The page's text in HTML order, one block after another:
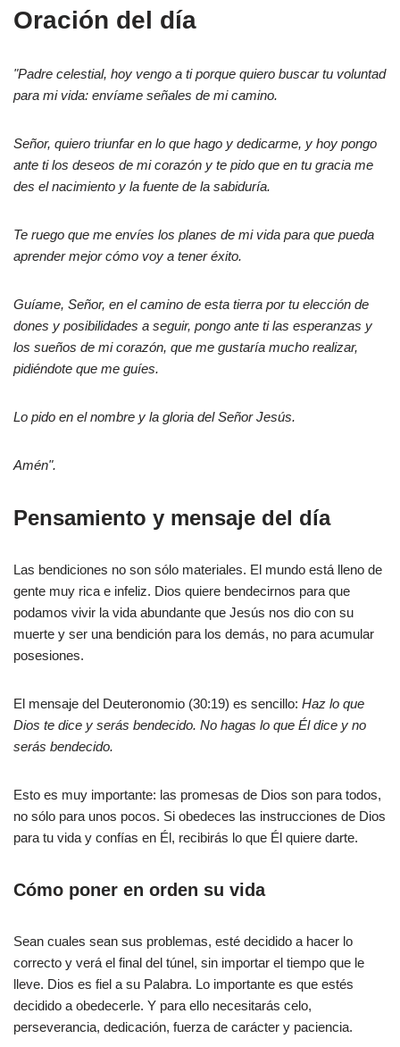
Oración del día
"Padre celestial, hoy vengo a ti porque quiero buscar tu voluntad
para mi vida: envíame señales de mi camino.
Señor, quiero triunfar en lo que hago y dedicarme, y hoy pongo
ante ti los deseos de mi corazón y te pido que en tu gracia me
des el nacimiento y la fuente de la sabiduría.
Te ruego que me envíes los planes de mi vida para que pueda
aprender mejor cómo voy a tener éxito.
Guíame, Señor, en el camino de esta tierra por tu elección de
dones y posibilidades a seguir, pongo ante ti las esperanzas y
los sueños de mi corazón, que me gustaría mucho realizar,
pidiéndote que me guíes.
Lo pido en el nombre y la gloria del Señor Jesús.
Amén".
Pensamiento y mensaje del día
Las bendiciones no son sólo materiales. El mundo está lleno de
gente muy rica e infeliz. Dios quiere bendecirnos para que
podamos vivir la vida abundante que Jesús nos dio con su
muerte y ser una bendición para los demás, no para acumular
posesiones.
El mensaje del Deuteronomio (30:19) es sencillo: Haz lo que
Dios te dice y serás bendecido. No hagas lo que Él dice y no
serás bendecido.
Esto es muy importante: las promesas de Dios son para todos,
no sólo para unos pocos. Si obedeces las instrucciones de Dios
para tu vida y confías en Él, recibirás lo que Él quiere darte.
Cómo poner en orden su vida
Sean cuales sean sus problemas, esté decidido a hacer lo
correcto y verá el final del túnel, sin importar el tiempo que le
lleve. Dios es fiel a su Palabra. Lo importante es que estés
decidido a obedecerle. Y para ello necesitarás celo,
perseverancia, dedicación, fuerza de carácter y paciencia.